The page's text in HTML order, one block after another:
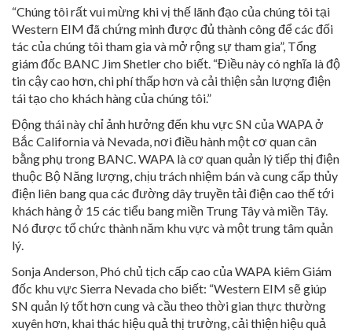
“Chúng tôi rất vui mừng khi vị thế lãnh đạo của chúng tôi tại
Western EIM đã chứng minh được đủ thành công để các đối
tác của chúng tôi tham gia và mở rộng sự tham gia”, Tổng
giám đốc BANC Jim Shetler cho biết. “Điều này có nghĩa là độ
tin cậy cao hơn, chi phí thấp hơn và cải thiện sản lượng điện
tái tạo cho khách hàng của chúng tôi.”
Động thái này chỉ ảnh hưởng đến khu vực SN của WAPA ở
Bắc California và Nevada, nơi điều hành một cơ quan cân
bằng phụ trong BANC. WAPA là cơ quan quản lý tiếp thị điện
thuộc Bộ Năng lượng, chịu trách nhiệm bán và cung cấp thủy
điện liên bang qua các đường dây truyền tải điện cao thế tới
khách hàng ở 15 các tiểu bang miền Trung Tây và miền Tây.
Nó được tổ chức thành năm khu vực và một trung tâm quản
lý.
Sonja Anderson, Phó chủ tịch cấp cao của WAPA kiêm Giám
đốc khu vực Sierra Nevada cho biết: “Western EIM sẽ giúp
SN quản lý tốt hơn cung và cầu theo thời gian thực thường
xuyên hơn, khai thác hiệu quả thị trường, cải thiện hiệu quả